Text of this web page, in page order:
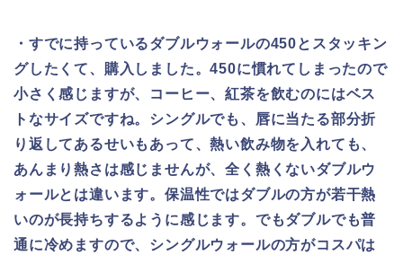
・すでに持っているダブルウォールの450とスタッキン
グしたくて、購入しました。450に慣れてしまったので
小さく感じますが、コーヒー、紅茶を飲むのにはベス
トなサイズですね。シングルでも、唇に当たる部分折
り返してあるせいもあって、熱い飲み物を入れても、
あんまり熱さは感じませんが、全く熱くないダブルウ
ォールとは違います。保温性ではダブルの方が若干熱
いのが長持ちするように感じます。でもダブルでも普
通に冷めますので、シングルウォールの方がコスパは